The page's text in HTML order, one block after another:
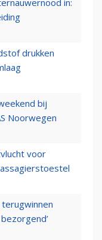
in:
drukken
bij
Noorwegen
voor